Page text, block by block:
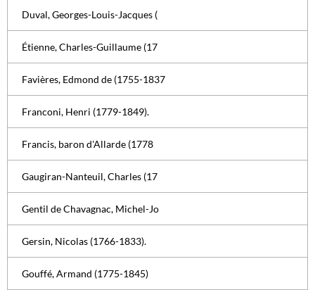
Duval, Georges-Louis-Jacques (
Étienne, Charles-Guillaume (17
Favières, Edmond de (1755-1837
Franconi, Henri (1779-1849).
Francis, baron d'Allarde (1778
Gaugiran-Nanteuil, Charles (17
Gentil de Chavagnac, Michel-Jo
Gersin, Nicolas (1766-1833).
Gouffé, Armand (1775-1845)